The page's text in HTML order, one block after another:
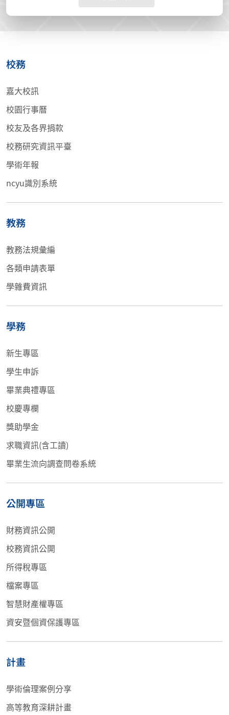
校務
嘉大校訊
校園行事曆
校友及各界捐款
校務研究資訊平臺
學術年報
ncyu識別系統
教務
教務法規彙編
各類申請表單
學雜費資訊
學務
新生專區
學生申訴
畢業典禮專區
校慶專欄
獎助學金
求職資訊(含工讀)
畢業生流向調查問卷系統
公開專區
財務資訊公開
校務資訊公開
所得稅專區
檔案專區
智慧財產權專區
資安暨個資保護專區
計畫
學術倫理案例分享
高等教育深耕計畫